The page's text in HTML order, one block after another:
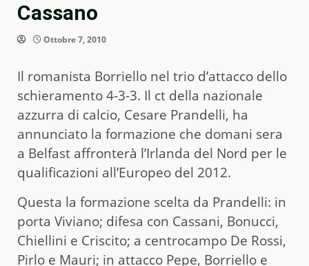
Cassano
Ottobre 7, 2010
Il romanista Borriello nel trio d’attacco dello
schieramento 4-3-3. Il ct della nazionale
azzurra di calcio, Cesare Prandelli, ha
annunciato la formazione che domani sera
a Belfast affronterà l’Irlanda del Nord per le
qualificazioni all’Europeo del 2012.
Questa la formazione scelta da Prandelli: in
porta Viviano; difesa con Cassani, Bonucci,
Chiellini e Criscito; a centrocampo De Rossi,
Pirlo e Mauri; in attacco Pepe, Borriello e